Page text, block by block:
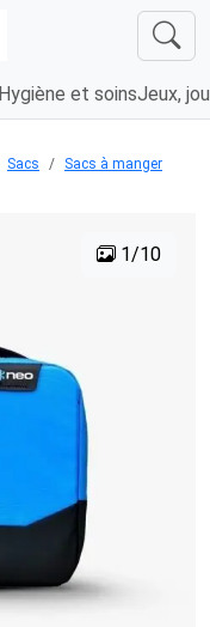
Hygiène et soinsJeux,
Sacs Sacs à manger
1/10